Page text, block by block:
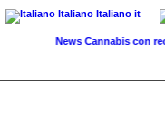
Italiano Italiano it
Cannabis con receta: